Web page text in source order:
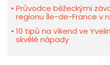
Průvodce běžeckými
regionu Île-de-France v
10 tipů na víkend ve
skvělé nápady